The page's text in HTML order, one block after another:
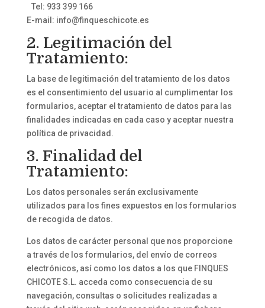
Tel: 933 399 166
E-mail: info@finqueschicote.es
2. Legitimación del
Tratamiento:
La base de legitimación del tratamiento de los datos
es el consentimiento del usuario al cumplimentar los
formularios, aceptar el tratamiento de datos para las
finalidades indicadas en cada caso y aceptar nuestra
política de privacidad.
3. Finalidad del
Tratamiento:
Los datos personales serán exclusivamente
utilizados para los fines expuestos en los formularios
de recogida de datos.
Los datos de carácter personal que nos proporcione
a través de los formularios, del envío de correos
electrónicos, así como los datos a los que FINQUES
CHICOTE S.L. acceda como consecuencia de su
navegación, consultas o solicitudes realizadas a